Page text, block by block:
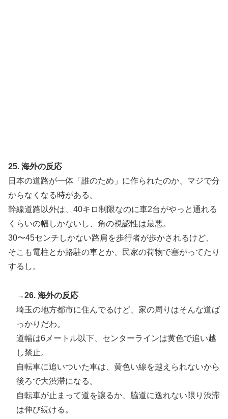
25. 海外の反応
日本の道路が一体「誰のため」に作られたのか、マジで分
からなくなる時がある。
幹線道路以外は、40キロ制限なのに車2台がやっと通れる
くらいの幅しかないし、角の視認性は最悪。
30〜45センチしかない路肩を歩行者が歩かされるけど、
そこも電柱とか路駐の車とか、民家の荷物で塞がってたり
するし。
→26. 海外の反応
埼玉の地方都市に住んでるけど、家の周りはそんな道ば
っかりだわ。
道幅は6メートル以下、センターラインは黄色で追い越
し禁止。
自転車に追いついた車は、黄色い線を越えられないから
後ろで大渋滞になる。
自転車が止まって道を譲るか、脇道に逸れない限り渋滞
は伸び続ける。